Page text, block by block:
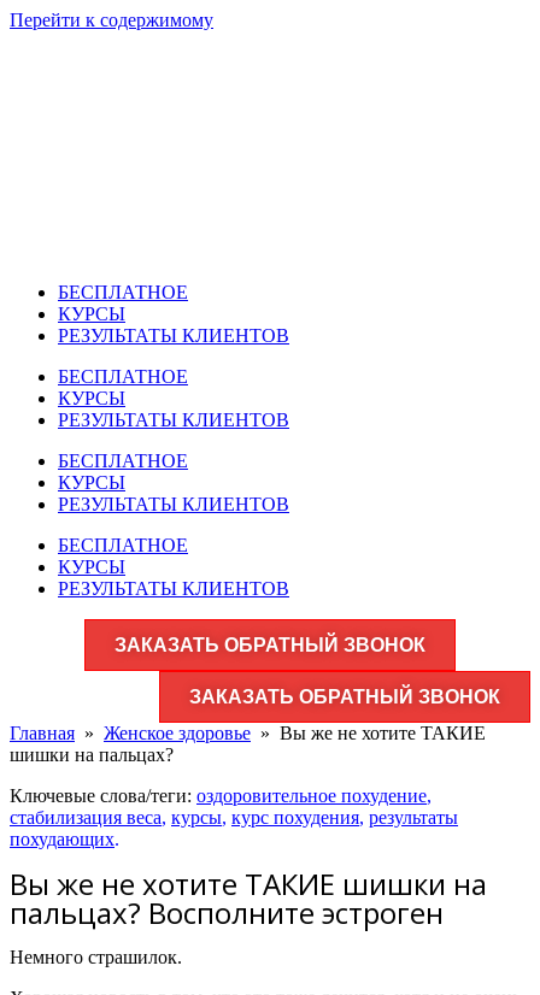
Перейти к содержимому
БЕСПЛАТНОЕ
КУРСЫ
РЕЗУЛЬТАТЫ КЛИЕНТОВ
БЕСПЛАТНОЕ
КУРСЫ
РЕЗУЛЬТАТЫ КЛИЕНТОВ
БЕСПЛАТНОЕ
КУРСЫ
РЕЗУЛЬТАТЫ КЛИЕНТОВ
БЕСПЛАТНОЕ
КУРСЫ
РЕЗУЛЬТАТЫ КЛИЕНТОВ
ЗАКАЗАТЬ ОБРАТНЫЙ ЗВОНОК
ЗАКАЗАТЬ ОБРАТНЫЙ ЗВОНОК
Главная » Женское здоровье​ » Вы же не хотите ТАКИЕ
шишки на пальцах?
Ключевые слова/теги: оздоровительное похудение,
стабилизация веса, курсы, курс похудения, результаты
похудающих.
Вы же не хотите ТАКИЕ шишки на
пальцах? Восполните эстроген
Немного страшилок.